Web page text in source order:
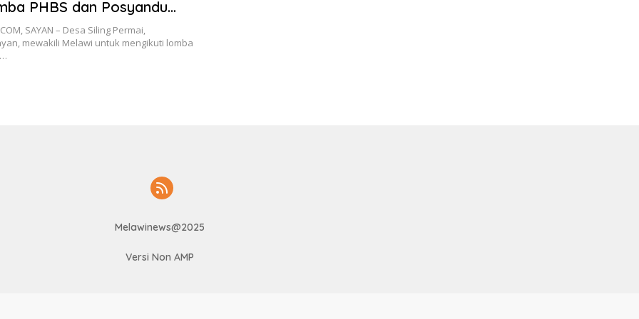
PHBS dan Posyandu
SAYAN – Desa Siling Permai,
mewakili Melawi untuk mengikuti lomba
Melawinews@2025
Versi Non AMP